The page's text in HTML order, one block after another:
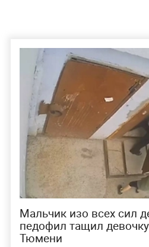
Мальчик изо всех сил
педофил тащил
Тюмени